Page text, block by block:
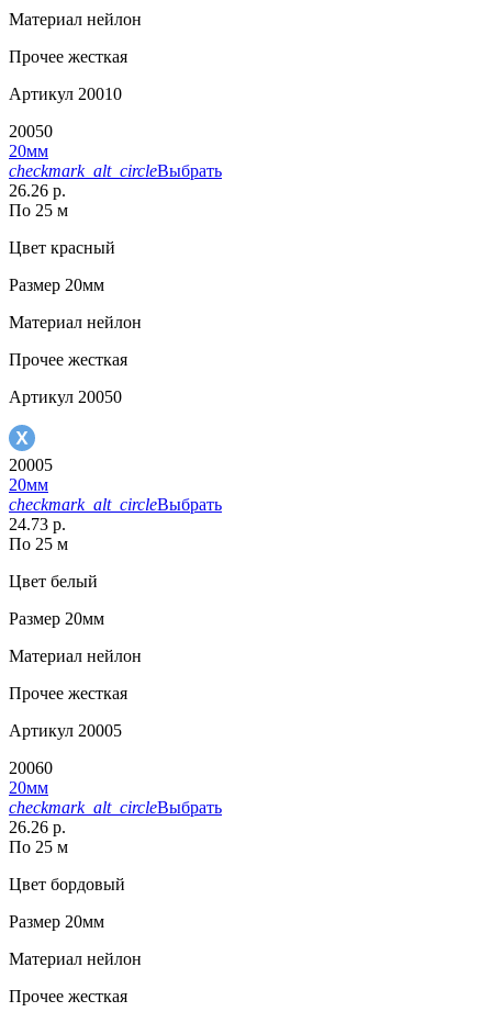
Материал нейлон
Прочее жесткая
Артикул 20010
20050
20мм
checkmark_alt_circleВыбрать
26.26 р.
По 25 м
Цвет красный
Размер 20мм
Материал нейлон
Прочее жесткая
Артикул 20050
20005
20мм
checkmark_alt_circleВыбрать
24.73 р.
По 25 м
Цвет белый
Размер 20мм
Материал нейлон
Прочее жесткая
Артикул 20005
20060
20мм
checkmark_alt_circleВыбрать
26.26 р.
По 25 м
Цвет бордовый
Размер 20мм
Материал нейлон
Прочее жесткая